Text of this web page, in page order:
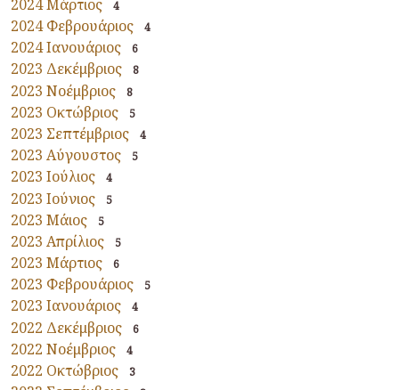
2024 Μάρτιος 4
2024 Φεβρουάριος 4
2024 Ιανουάριος 6
2023 Δεκέμβριος 8
2023 Νοέμβριος 8
2023 Οκτώβριος 5
2023 Σεπτέμβριος 4
2023 Αύγουστος 5
2023 Ιούλιος 4
2023 Ιούνιος 5
2023 Μάιος 5
2023 Απρίλιος 5
2023 Μάρτιος 6
2023 Φεβρουάριος 5
2023 Ιανουάριος 4
2022 Δεκέμβριος 6
2022 Νοέμβριος 4
2022 Οκτώβριος 3